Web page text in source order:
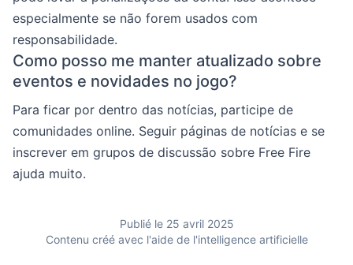
especialmente se não forem usados com
responsabilidade.
Como posso me manter atualizado sobre
eventos e novidades no jogo?
Para ficar por dentro das notícias, participe de
comunidades online. Seguir páginas de notícias e se
inscrever em grupos de discussão sobre Free Fire
ajuda muito.
Publié le 25 avril 2025
Contenu créé avec l'aide de l'intelligence artificielle